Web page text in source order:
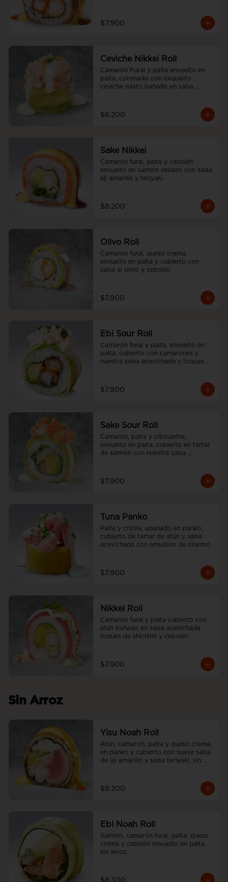
$7.900
Ceviche Nikkei Roll
Camarón Furai y palta envuelto en
palta, coronado con exquisito
ceviche mixto bañado en salsa
$8.200
Sake Nikkei
Camarón furai, palta y cebollín
envuelto en salmón sellado con salsa
ají amarillo y teriyaki.
$8.200
Olivo Roll
Camarón furai, queso crema,
envuelto en palta y cubierto con
salsa al olivo y cebollín
$7.900
Ebi Sour Roll
Camarón furai y palta, envuelto en
palta, cubierto con camarones y
nuestra salsa acevichada y toques
$7.900
Sake Sour Roll
Camarón, palta y ciboulette,
envuelto en palta, cubierto en tartar
de salmón con nuestra salsa
$7.900
Tuna Panko
Palta y criolla, apanado en panko,
cubierto de tartar de atún y salsa
acevichada con emulsión de cilantro
$7.900
Nikkei Roll
Camarón furai y palta cubierto con
atún bañado en salsa acevichada ,
toques de shichimi y cebollín.
$7.900
Sin Arroz
Yisu Noah Roll
Atún, camaron, palta y queso crema,
en panko y cubierto con suave salsa
de ají amarillo y salsa teriyaki, sin
$8.200
Ebi Noah Roll
Salmón, camarón furai, palta, queso
crema y cebollín envuelto en palta,
sin arroz.
$8.300